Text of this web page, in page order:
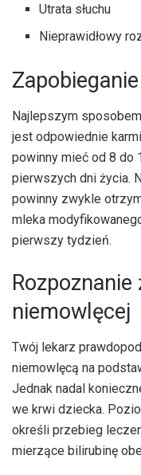
Utrata słuchu
Nieprawidłowy
Najlepszym
jest odpowiednie
powinny mieć od 8 do
pierwszych dni życia.
powinny zwykle
mleka
pierwszy tydzień.
Rozpoznanie
niemowlęcej
Twój lekarz
niemowlęcą na
Jednak nadal
we krwi dziecka.
określi przebieg
mierzące bilirubinę